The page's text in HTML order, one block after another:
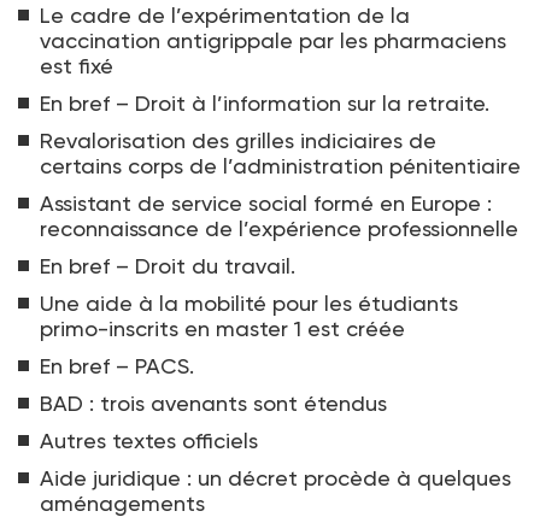
Le cadre de l’expérimentation de la
vaccination antigrippale par les pharmaciens
est fixé
En bref – Droit à l’information sur la retraite.
Revalorisation des grilles indiciaires de
certains corps de l’administration pénitentiaire
Assistant de service social formé en Europe :
reconnaissance de l’expérience professionnelle
En bref – Droit du travail.
Une aide à la mobilité pour les étudiants
primo-inscrits en master 1 est créée
En bref – PACS.
BAD : trois avenants sont étendus
Autres textes officiels
Aide juridique : un décret procède à quelques
aménagements